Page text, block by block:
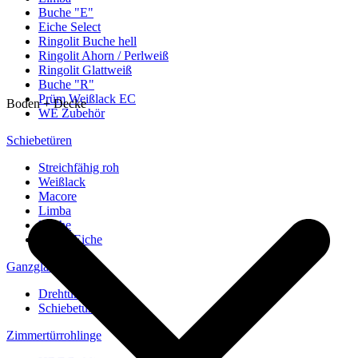
Buche "E"
Eiche Select
Ringolit Buche hell
Ringolit Ahorn / Perlweiß
Ringolit Glattweiß
Buche "R"
Prüm Weißlack EC
WE Zubehör
Schiebetüren
Streichfähig roh
Weißlack
Macore
Limba
Buche
europ. Eiche
Ganzglastüren
Drehtüren
Schiebetüren
Zimmertürrohlinge
Boden + Decke